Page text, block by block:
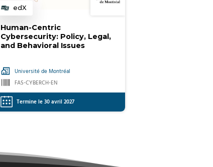
Human-Centric
Cybersecurity: Policy, Legal,
and Behavioral Issues
Université de Montréal
FAS-CYBERCH-EN
Catégorie
edX
Termine le 30 avril 2027